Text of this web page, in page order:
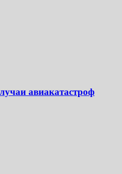
авиакатастроф